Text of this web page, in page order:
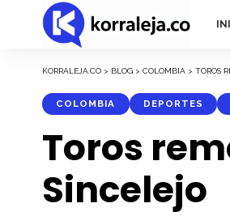
KORRALEJA.CO > BLOG > COLOMBIA > TOROS
COLOMBIA DEPORTES
Toros
Sincelejo